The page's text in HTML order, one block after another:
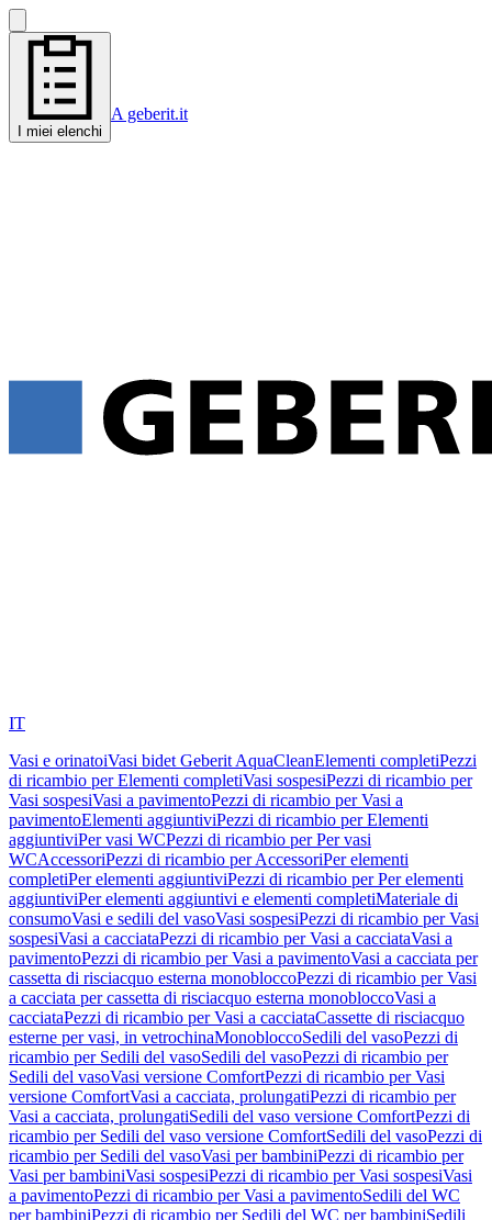
I miei elenchi
A geberit.it
IT
Vasi e orinatoiVasi bidet Geberit AquaCleanElementi completiPezzi
di ricambio per Elementi completiVasi sospesiPezzi di ricambio per
Vasi sospesiVasi a pavimentoPezzi di ricambio per Vasi a
pavimentoElementi aggiuntiviPezzi di ricambio per Elementi
aggiuntiviPer vasi WCPezzi di ricambio per Per vasi
WCAccessoriPezzi di ricambio per AccessoriPer elementi
completiPer elementi aggiuntiviPezzi di ricambio per Per elementi
aggiuntiviPer elementi aggiuntivi e elementi completiMateriale di
consumoVasi e sedili del vasoVasi sospesiPezzi di ricambio per Vasi
sospesiVasi a cacciataPezzi di ricambio per Vasi a cacciataVasi a
pavimentoPezzi di ricambio per Vasi a pavimentoVasi a cacciata per
cassetta di risciacquo esterna monobloccoPezzi di ricambio per Vasi
a cacciata per cassetta di risciacquo esterna monobloccoVasi a
cacciataPezzi di ricambio per Vasi a cacciataCassette di risciacquo
esterne per vasi, in vetrochinaMonobloccoSedili del vasoPezzi di
ricambio per Sedili del vasoSedili del vasoPezzi di ricambio per
Sedili del vasoVasi versione ComfortPezzi di ricambio per Vasi
versione ComfortVasi a cacciata, prolungatiPezzi di ricambio per
Vasi a cacciata, prolungatiSedili del vaso versione ComfortPezzi di
ricambio per Sedili del vaso versione ComfortSedili del vasoPezzi di
ricambio per Sedili del vasoVasi per bambiniPezzi di ricambio per
Vasi per bambiniVasi sospesiPezzi di ricambio per Vasi sospesiVasi
a pavimentoPezzi di ricambio per Vasi a pavimentoSedili del WC
per bambiniPezzi di ricambio per Sedili del WC per bambiniSedili